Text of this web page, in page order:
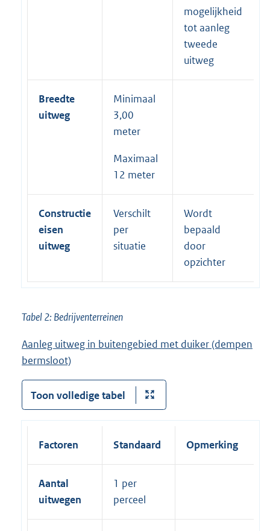
mogelijkheid
tot aanleg
tweede
uitweg
Breedte
uitweg
Minimaal
3,00
meter
Maximaal
12 meter
Constructie
eisen
uitweg
Verschilt
per
situatie
Wordt
bepaald
door
opzichter
Tabel 2: Bedrijventerreinen
Aanleg uitweg in buitengebied met duiker (dempen
bermsloot)
Toon volledige tabel
Factoren Standaard Opmerking
Aantal
uitwegen
1 per
perceel